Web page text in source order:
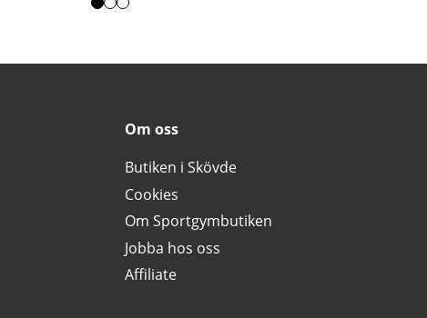
Om oss
Butiken i Skövde
Cookies
Om Sportgymbutiken
Jobba hos oss
Affiliate